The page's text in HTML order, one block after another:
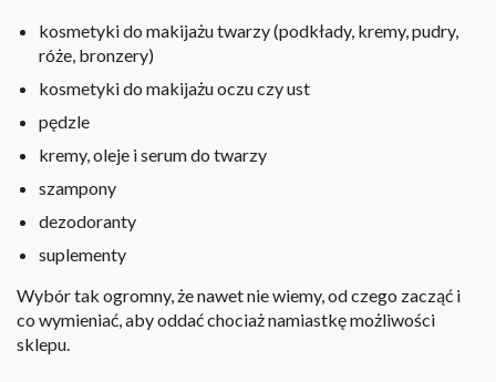
kosmetyki do makijażu twarzy (podkłady, kremy, pudry,
róże, bronzery)
kosmetyki do makijażu oczu czy ust
pędzle
kremy, oleje i serum do twarzy
szampony
dezodoranty
suplementy
Wybór tak ogromny, że nawet nie wiemy, od czego zacząć i
co wymieniać, aby oddać chociaż namiastkę możliwości
sklepu.